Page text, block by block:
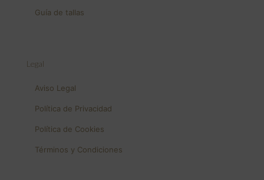
Guía de tallas
Legal
Aviso Legal
Política de Privacidad
Política de Cookies
Términos y Condiciones